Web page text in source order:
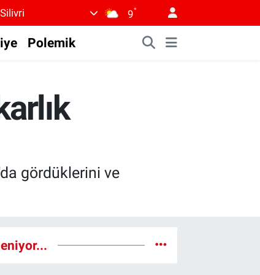
Silivri 9°
Polemik
gördüklerini ve